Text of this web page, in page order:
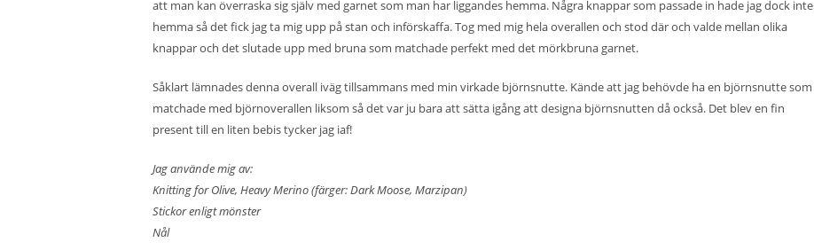
att man kan överraska sig själv med garnet som man har liggandes hemma. Några knappar som passade in hade jag dock inte
hemma så det fick jag ta mig upp på stan och införskaffa. Tog med mig hela overallen och stod där och valde mellan olika
knappar och det slutade upp med bruna som matchade perfekt med det mörkbruna garnet.
Såklart lämnades denna overall iväg tillsammans med min virkade björnsnutte. Kände att jag behövde ha en björnsnutte som
matchade med björnoverallen liksom så det var ju bara att sätta igång att designa björnsnutten då också. Det blev en fin
present till en liten bebis tycker jag iaf!
Jag använde mig av:
Knitting for Olive, Heavy Merino (färger: Dark Moose, Marzipan)
Stickor enligt mönster
Nål